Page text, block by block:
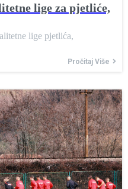
lige za pjetliće,
lige pjetlića,
Pročitaj Više